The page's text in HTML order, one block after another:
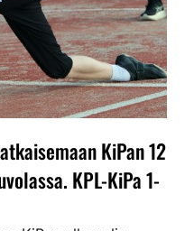
KiPan 12
KPL-KiPa 1-